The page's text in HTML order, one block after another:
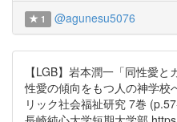
1 @agunesu5076
【LGB】岩本潤一「同性愛
性愛の傾向をもつ人の神学校
リック社会福祉研究 7巻